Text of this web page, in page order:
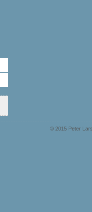
© 2015 Peter